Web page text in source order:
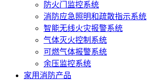
防火门监控系统
消防应急照明和疏散指示系统
智能无线火灾报警系统
气体灭火控制系统
可燃气体报警系统
余压监控系统
家用消防产品